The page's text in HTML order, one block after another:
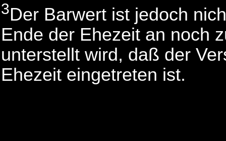
3Der Barwert ist jedoch
Ende der Ehezeit an noch
unterstellt wird, daß der
Ehezeit eingetreten ist.